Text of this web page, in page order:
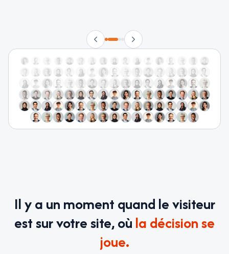
70
repartent, pas engagés dans un
achat
Ils ne faisaient que passer. Ce sont les touristes.
Il y a un moment quand le visiteur
est sur votre site, où la décision se
joue.